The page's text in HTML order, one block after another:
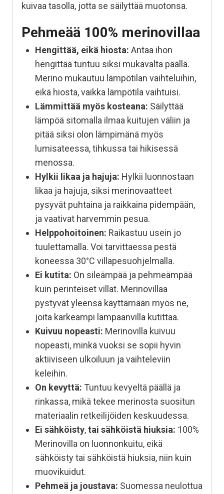
kuivaa tasolla, jotta se säilyttää muotonsa.
Pehmeää 100% merinovillaa
Hengittää, eikä hiosta: Antaa ihon
hengittää tuntuu siksi mukavalta päällä.
Merino mukautuu lämpötilan vaihteluihin,
eikä hiosta, vaikka lämpötila vaihtuisi.
Lämmittää myös kosteana: Säilyttää
lämpöä sitomalla ilmaa kuitujen väliin ja
pitää siksi olon lämpimänä myös
lumisateessa, tihkussa tai hikisessä
menossa.
Hylkii likaa ja hajuja: Hylkii luonnostaan
likaa ja hajuja, siksi merinovaatteet
pysyvät puhtaina ja raikkaina pidempään,
ja vaativat harvemmin pesua.
Helppohoitoinen: Raikastuu usein jo
tuulettamalla. Voi tarvittaessa pestä
koneessa 30°C villapesuohjelmalla.
Ei kutita: On sileämpää ja pehmeämpää
kuin perinteiset villat. Merinovillaa
pystyvät yleensä käyttämään myös ne,
joita karkeampi lampaanvilla kutittaa.
Kuivuu nopeasti: Merinovilla kuivuu
nopeasti, minkä vuoksi se sopii hyvin
aktiiviseen ulkoiluun ja vaihteleviin
keleihin.
On kevyttä: Tuntuu kevyeltä päällä ja
rinkassa, mikä tekee merinosta suositun
materiaalin retkeilijöiden keskuudessa.
Ei sähköisty,tai sähköistä hiuksia: 100%
Merinovilla on luonnonkuitu, eikä
sähköisty tai sähköistä hiuksia, niin kuin
muovikuidut.
Pehmeä ja joustava: Suomessa neulottua